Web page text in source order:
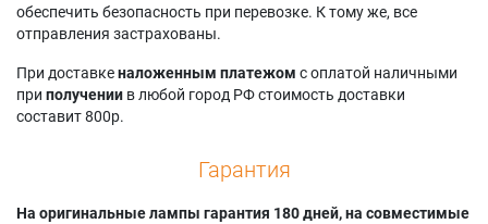
обеспечить безопасность при перевозке. К тому же, все
отправления застрахованы.
При доставкеналоженным платежом с оплатой наличными
при получении в любой город РФ стоимость доставки
составит 800р.
Гарантия
На оригинальные лампы гарантия 180 дней, на совместимые